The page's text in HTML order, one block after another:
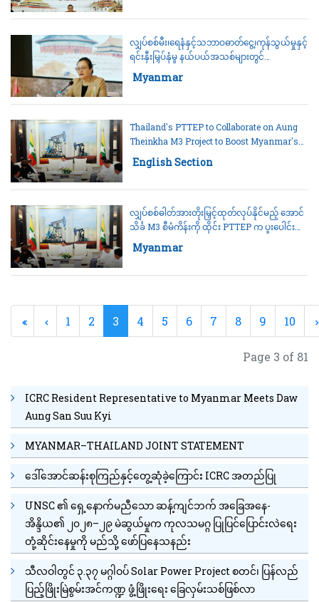
လျှပ်စစ်မီး၊ရေနံနှင့်သဘာဝဓာတ်ငွေ့၊ကုန်သွယ်မှုနှင့်
ရင်းနှီးမြှပ်နှံမှု နယ်ပယ်အသစ်များတွင်
အားကောင်းစွာ ပူးပေါင်းဆောင်ရွက်သွားမည်ဟု
တရုတ်သံအမတ်ကြီး Ms. Ma Jia ပြောကြား
Category:
Myanmar
Thailand's PTTEP to Collaborate on Aung
Theinkha M3 Project to Boost Myanmar's
Electricity Production
Category:
English Section
လျှပ်စစ်ဓါတ်အားတိုးမြှင့်ထုတ်လုပ်နိုင်မည့် အောင်
သိင်္ခ M3 စီမံကိန်းကို ထိုင်း PTTEP က ပူးပေါင်း
ဆောင်ရွက်မည်
Category:
Myanmar
1 2 3 4 5 6 7 8 9 10
Page 3 of 81
ICRC Resident Representative to Myanmar Meets Daw
Aung San Suu Kyi
MYANMAR–THAILAND JOINT STATEMENT
ဒေါ်အောင်ဆန်းစုကြည်နှင့်တွေ့ဆုံခဲ့ကြောင်း ICRC အတည်ပြု
UNSC ၏ ရှေ့နောက်မညီသော ဆန့်ကျင်ဘက် အခြေအနေ-
အိန္ဒိယ၏ ၂၀၂၈–၂၉ မဲဆွယ်မှုက ကုလသမဂ္ဂ ပြုပြင်ပြောင်းလဲရေး
တုံ့ဆိုင်းနေမှုကို မည်သို့ ဖော်ပြနေသနည်း
သီလဝါတွင် ၃.၃၇ မဂ္ဂါဝပ် Solar Power Project စတင်၊ ပြန်လည်
ပြည့်ဖြိုးမြဲစွမ်းအင်ကဏ္ဍ ဖွံ့ဖြိုးရေး ခြေလှမ်းသစ်ဖြစ်လာ